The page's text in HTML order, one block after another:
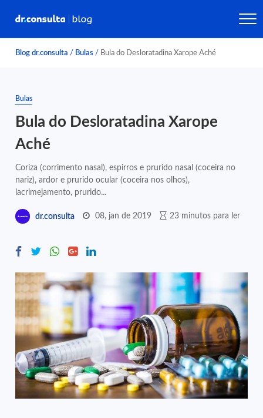
Blog dr.consulta / Bulas / Bula do Desloratadina Xarope Aché
Bulas
Bula do Desloratadina Xarope
Aché
Coriza (corrimento nasal), espirros e prurido nasal (coceira no
nariz), ardor e prurido ocular (coceira nos olhos),
lacrimejamento, prurido...
dr.consulta 08, jan de 2019 23 minutos para ler